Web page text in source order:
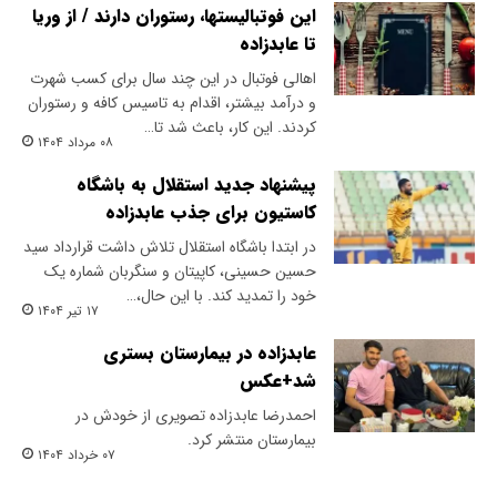
این فوتبالیستها، رستوران دارند / از وریا
تا عابدزاده
اهالی فوتبال در این چند سال برای کسب شهرت
و درآمد بیشتر، اقدام به تاسیس کافه و رستوران
کردند. این کار، باعث شد تا…
۰۸ مرداد ۱۴۰۴
پیشنهاد جدید استقلال به باشگاه
کاستیون برای جذب عابدزاده
در ابتدا باشگاه استقلال تلاش داشت قرارداد سید
حسین حسینی، کاپیتان و سنگربان شماره یک
خود را تمدید کند. با این حال،…
۱۷ تیر ۱۴۰۴
عابدزاده در بیمارستان بستری
شد+عکس
احمدرضا عابدزاده تصویری از خودش در
بیمارستان منتشر کرد.
۰۷ خرداد ۱۴۰۴